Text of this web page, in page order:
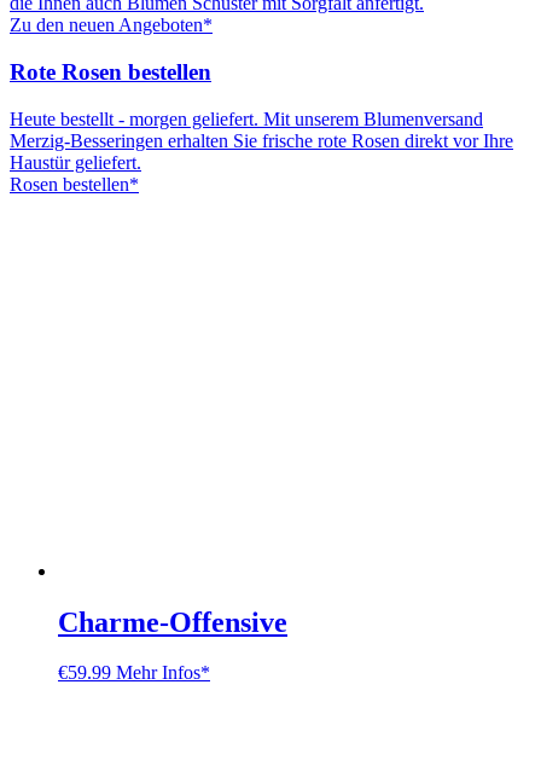
Zu den neuen Angeboten*
Rote Rosen bestellen
Heute bestellt - morgen geliefert. Mit unserem Blumenversand
Merzig-Besseringen erhalten Sie frische rote Rosen direkt vor Ihre
Haustür geliefert.
Rosen bestellen*
Charme-Offensive
€59.99 Mehr Infos*